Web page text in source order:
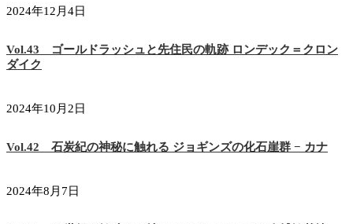
2024年12月4日
Vol.43 ゴールドラッシュと先住民の軌跡 ロンデック＝クロン
ダイク
2024年10月2日
Vol.42 石炭紀の神秘に触れる ジョギンズの化石崖群 − カナ
2024年8月7日